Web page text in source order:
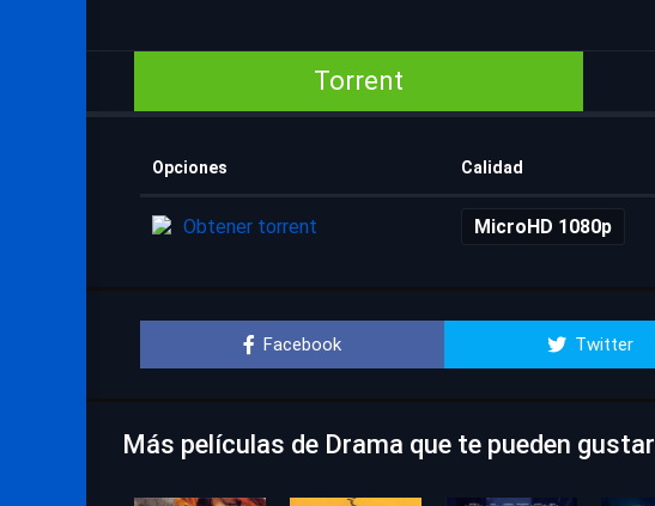
Torrent
Opciones Calidad
Obtener torrent MicroHD 1080p
Facebook Twitter
Más películas de Drama que te pueden gustar